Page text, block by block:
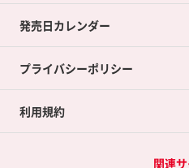
買取承諾書について
ポイント交換景品
発売日カレンダー
プライバシーポリシー
利用規約
関連